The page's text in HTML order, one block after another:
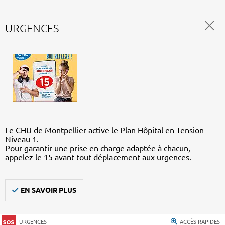
URGENCES
Le CHU de Montpellier active le Plan Hôpital en Tension –
Niveau 1.
Pour garantir une prise en charge adaptée à chacun,
appelez le 15 avant tout déplacement aux urgences.
EN SAVOIR PLUS
URGENCES ACCÈS RAPIDES